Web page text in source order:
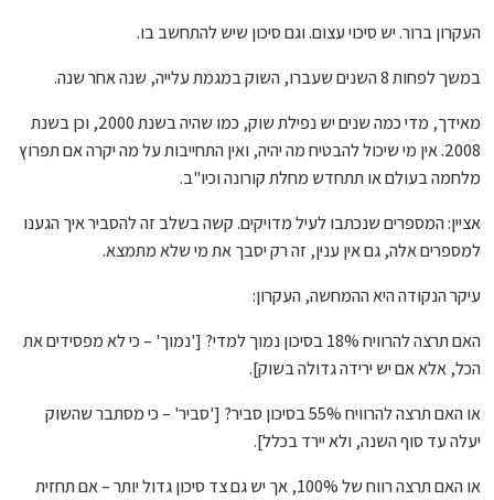
העקרון ברור. יש סיכוי עצום. וגם סיכון שיש להתחשב בו.
במשך לפחות 8 השנים שעברו, השוק במגמת עלייה, שנה אחר שנה.
מאידך, מדי כמה שנים יש נפילת שוק, כמו שהיה בשנת 2000, וכן בשנת
2008. אין מי שיכול להבטיח מה יהיה, ואין התחייבות על מה יקרה אם תפרוץ
מלחמה בעולם או תתחדש מחלת קורונה וכיו"ב.
אציין: המספרים שנכתבו לעיל מדויקים. קשה בשלב זה להסביר איך הגענו
למספרים אלה, גם אין ענין, זה רק יסבך את מי שלא מתמצא.
עיקר הנקודה היא ההמחשה, העקרון:
האם תרצה להרוויח 18% בסיכון נמוך למדי? ['נמוך' – כי לא מפסידים את
הכל, אלא אם יש ירידה גדולה בשוק].
או האם תרצה להרוויח 55% בסיכון סביר? ['סביר' – כי מסתבר שהשוק
יעלה עד סוף השנה, ולא יירד בכלל].
או האם תרצה רווח של 100%, אך יש גם צד סיכון גדול יותר – אם תחזית